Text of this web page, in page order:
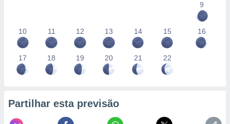
de
1199
9
10 11 12 13 14 15 16
17 18 19 20 21 22
Partilhar esta previsão